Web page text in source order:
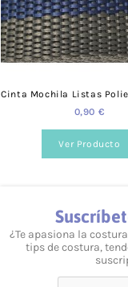
Sí, tenemos
necesidades.
siguiente página.
¿Prestáis
Sí, te podemos
dudas tanto vía
nuestroformulario
Cinta Mochila Listas
0,90 €
Ver Producto
¿Te apasiona la
tips de costura,